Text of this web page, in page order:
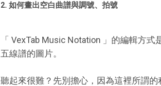
2. 如何畫出空白曲譜與調號、拍號
「 VexTab Music Notation 」的編輯方
五線譜的圖片。
聽起來很難？先別擔心，因為這裡所謂